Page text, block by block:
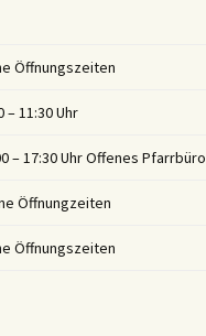
Öffnungszeiten
– 11:30 Uhr
– 17:30 Uhr Offenes Pfarrbüro
Öffnungzeiten
Öffnungszeiten